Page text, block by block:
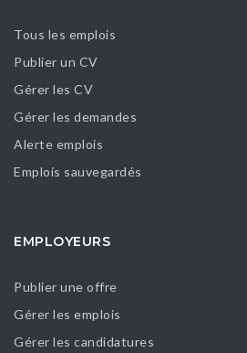
Tous les emplois
Publier un CV
Gérer les CV
Gérer les demandes
Alerte emplois
Emplois sauvegardés
EMPLOYEURS
Publier une offre
Gérer les emplois
Gérer les candidatures